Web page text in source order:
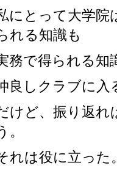
にとって大学院
れる知識も
務で得られる知
良しクラブに入
けど、振り返れ
。
れは役に立った